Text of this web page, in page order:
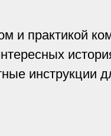
и практикой
инструкции